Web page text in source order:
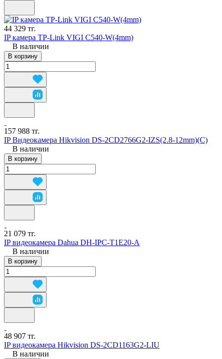
44 329 тг.
IP камера TP-Link VIGI C540-W(4mm)
В наличии
В корзину
157 988 тг.
IP Видеокамера Hikvision DS-2CD2766G2-IZS(2.8-12mm)(C)
В наличии
В корзину
21 079 тг.
IP видеокамера Dahua DH-IPC-T1E20-A
В наличии
В корзину
48 907 тг.
IP видеокамера Hikvision DS-2CD1163G2-LIU
В наличии